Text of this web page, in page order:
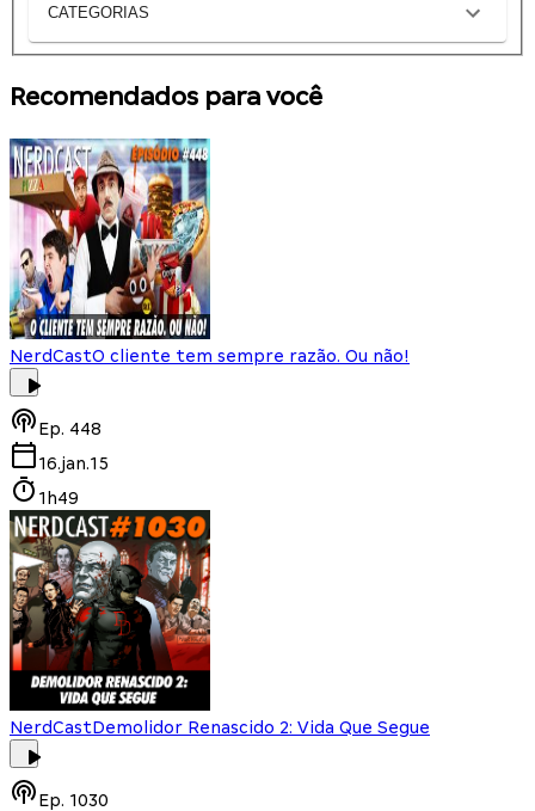
CATEGORIAS
Recomendados para você
NerdCastO cliente tem sempre razão. Ou não!
Ep. 448
16.jan.15
1h49
NerdCastDemolidor Renascido 2: Vida Que Segue
Ep. 1030